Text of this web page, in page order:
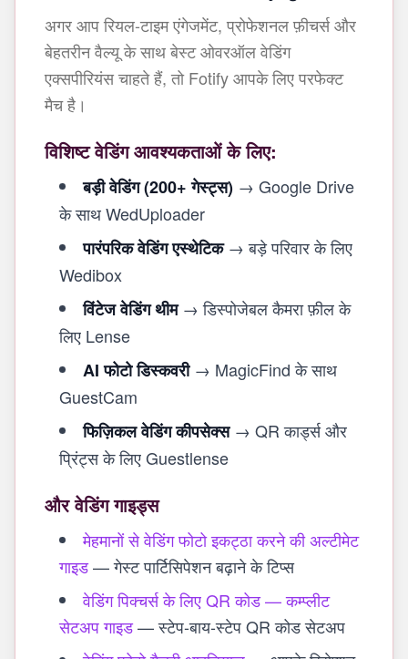
अगर आप रियल-टाइम एंगेजमेंट, प्रोफेशनल फ़ीचर्स और
बेहतरीन वैल्यू के साथ बेस्ट ओवरऑल वेडिंग
एक्सपीरियंस चाहते हैं, तो Fotify आपके लिए परफेक्ट
मैच है।
विशिष्ट वेडिंग आवश्यकताओं के लिए:
बड़ी वेडिंग (200+ गेस्ट्स) → Google Drive
के साथ WedUploader
पारंपरिक वेडिंग एस्थेटिक→ बड़े परिवार के लिए
Wedibox
विंटेज वेडिंग थीम→ डिस्पोजेबल कैमरा फ़ील के
लिए Lense
AI फोटो डिस्कवरी→ MagicFind के साथ
GuestCam
फिज़िकल वेडिंग कीपसेक्स→ QR कार्ड्स और
प्रिंट्स के लिए Guestlense
और वेडिंग गाइड्स
मेहमानों से वेडिंग फोटो इकट्ठा करने की अल्टीमेट
गाइड— गेस्ट पार्टिसिपेशन बढ़ाने के टिप्स
वेडिंग पिक्चर्स के लिए QR कोड — कम्प्लीट
सेटअप गाइड— स्टेप-बाय-स्टेप QR कोड सेटअप